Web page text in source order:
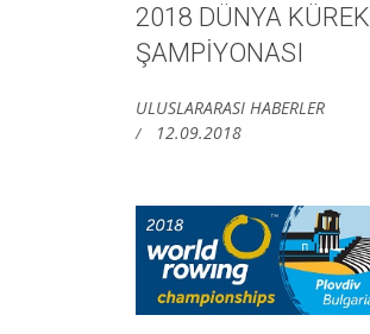
2018 DÜNYA KÜREK
ŞAMPİYONASI
ULUSLARARASI HABERLER
12.09.2018